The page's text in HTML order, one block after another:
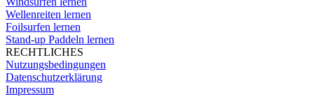
Wellenreiten lernen
Foilsurfen lernen
Stand-up Paddeln lernen
RECHTLICHES
Nutzungsbedingungen
Datenschutzerklärung
Impressum